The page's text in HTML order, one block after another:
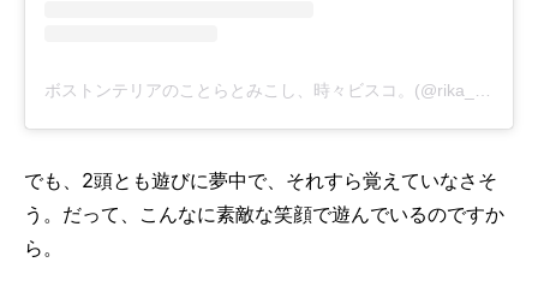
ボストンテリアのことらとみこし、時々ビスコ。(@rika_beedama)がシェアした投稿
でも、2頭とも遊びに夢中で、それすら覚えていなさそ
う。だって、こんなに素敵な笑顔で遊んでいるのですか
ら。